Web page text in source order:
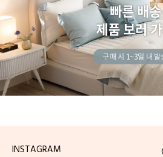
빠른 배송
제품 보러
구매 시 1~3일 내 발
INSTAGRAM